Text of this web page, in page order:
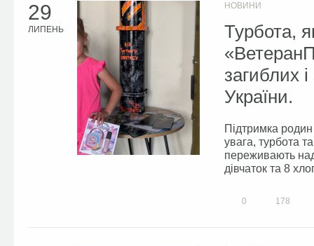
29
ЛИПЕНЬ
НОВИНИ
Турбота,
загиблих
України.
Підтримка
увага, турбота
переживають
дівчаток та 8
0 178